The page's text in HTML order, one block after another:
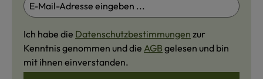
Ich habe die Datenschutzbestimmungen zur
Kenntnis genommen und die AGB gelesen und bin
mit ihnen einverstanden.